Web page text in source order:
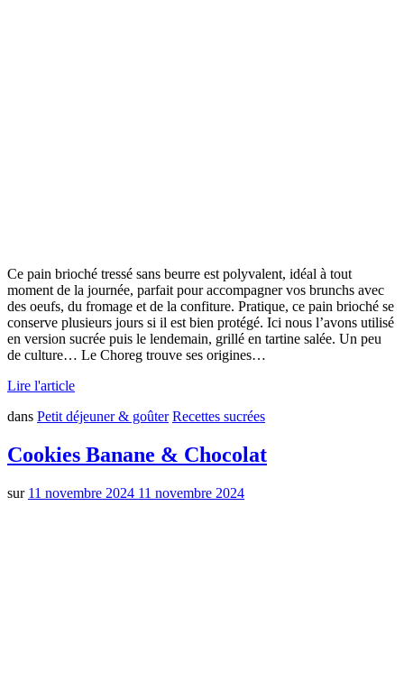
Ce pain brioché tressé sans beurre est polyvalent, idéal à tout
moment de la journée, parfait pour accompagner vos brunchs avec
des oeufs, du fromage et de la confiture. Pratique, ce pain brioché se
conserve plusieurs jours si il est bien protégé. Ici nous l’avons utilisé
en version sucrée puis le lendemain, grillé en tartine salée. Un peu
de culture… Le Choreg trouve ses origines…
Lire l'article
dans Petit déjeuner & goûter Recettes sucrées
Cookies Banane & Chocolat
sur 11 novembre 2024 11 novembre 2024